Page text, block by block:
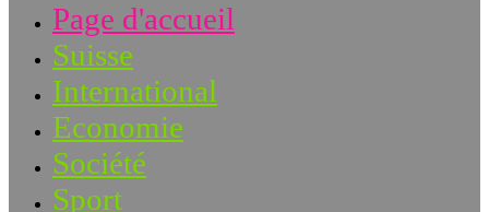
Page d'accueil
Suisse
International
Economie
Société
Sport